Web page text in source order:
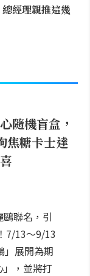
經理親推這幾
隨機盲盒，
糖卡士達
聯名，引
7/13～9/13
展開為期
，並將打